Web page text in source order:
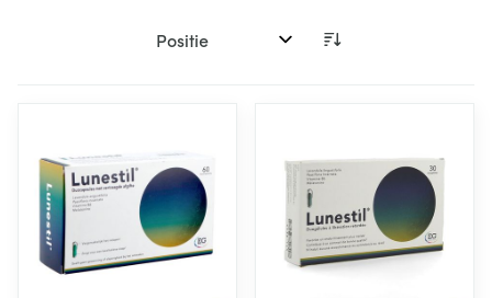
Sorteer op: